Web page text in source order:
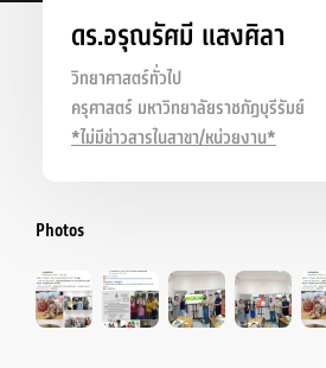
ดร.อรุณรัศมี แสงศิลา
วิทยาศาสตร์ทั่วไป
ครุศาสตร์ มหาวิทยาลัยราชภัฏบุรีรัมย์
*ไม่มีข่าวสารในสาขา/หน่วยงาน*
Photos